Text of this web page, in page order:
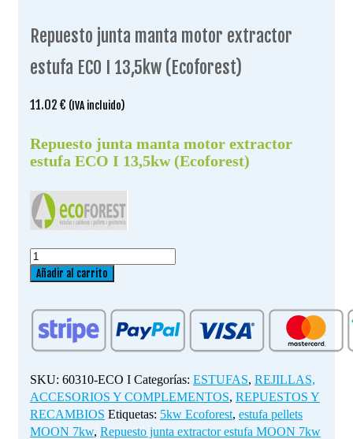
Repuesto junta manta motor extractor
estufa ECO I 13,5kw (Ecoforest)
11.02 € (IVA incluido)
Repuesto junta manta motor extractor
estufa ECO I 13,5kw (Ecoforest)
Repuesto
junta
motor
extractor
estufa
I
13,5kw
(Ecoforest)
cantidad
Añadir al carrito
SKU: 60310-ECO I Categorías: ESTUFAS, REJILLAS,
ACCESORIOS Y COMPLEMENTOS, REPUESTOS Y
RECAMBIOS Etiquetas: 5kw Ecoforest, estufa pellets
MOON 7kw, Repuesto junta extractor estufa MOON 7kw